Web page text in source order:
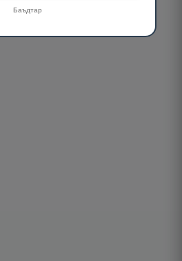
Баъдтар